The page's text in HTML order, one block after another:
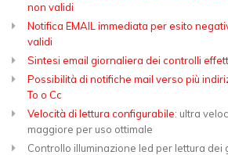
non validi
Notifica EMAIL immediata per esito
validi
Sintesi email giornaliera dei controlli
Possibilità di notifiche mail verso più
To o Cc
Velocità di lettura configurabile: ultra
maggiore per uso ottimale
Controllo illuminazione led per lettura dei